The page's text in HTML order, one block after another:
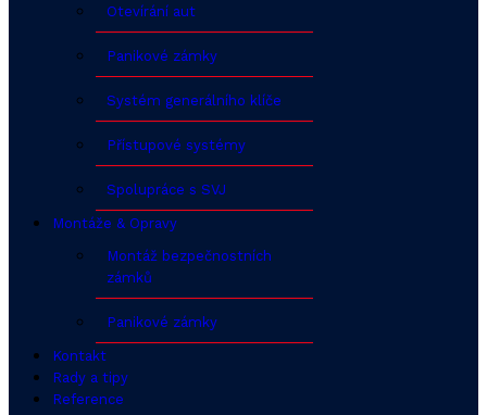
Otevírání aut
Panikové zámky
Systém generálního klíče
Přístupové systémy
Spolupráce s SVJ
Montáže & Opravy
Montáž bezpečnostních
zámků
Panikové zámky
Kontakt
Rady a tipy
Reference